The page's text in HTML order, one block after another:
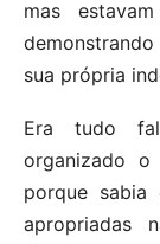
mas
sua própria
Era tudo
organizado
porque sabia
apropriadas